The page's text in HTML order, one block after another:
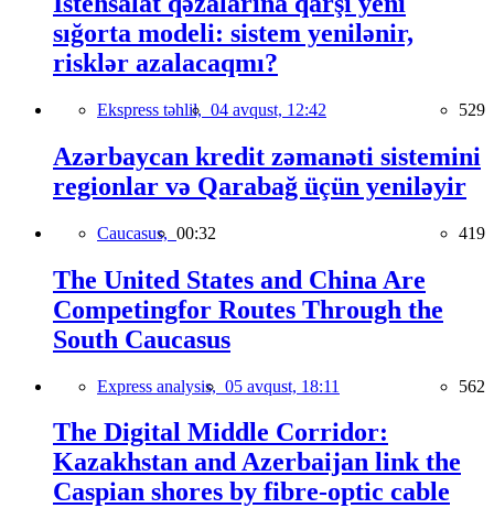
sığorta modeli: sistem yenilənir,
risklər azalacaqmı?
Ekspress təhlil, 04 avqust, 12:42 529
Azərbaycan kredit zəmanəti sistemini
regionlar və Qarabağ üçün yeniləyir
Caucasus, 00:32 419
The United States and China Are
Competingfor Routes Through the
South Caucasus
Express analysis, 05 avqust, 18:11 562
The Digital Middle Corridor:
Kazakhstan and Azerbaijan link the
Caspian shores by fibre-optic cable